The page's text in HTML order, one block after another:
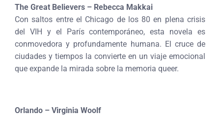
The Great Believers – Rebecca Makkai
Con saltos entre el Chicago de los 80 en plena crisis
del VIH y el París contemporáneo, esta novela es
conmovedora y profundamente humana. El cruce de
ciudades y tiempos la convierte en un viaje emocional
que expande la mirada sobre la memoria queer.
Orlando – Virginia Woolf